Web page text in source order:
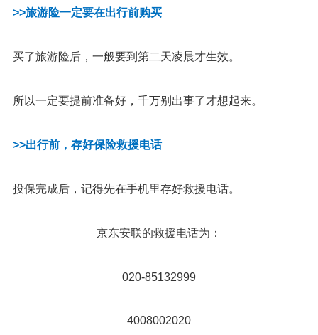
>>旅游险一定要在出行前购买
买了旅游险后，一般要到第二天凌晨才生效。
所以一定要提前准备好，千万别出事了才想起来。
>>出行前，存好保险救援电话
投保完成后，记得先在手机里存好救援电话。
京东安联的救援电话为：
020-85132999
4008002020